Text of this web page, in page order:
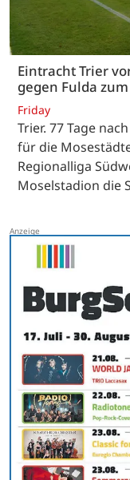
Eintracht Trier
gegen Fulda
Friday
Trier. 77 Tage
für die
Regionalliga
Moselstadion die